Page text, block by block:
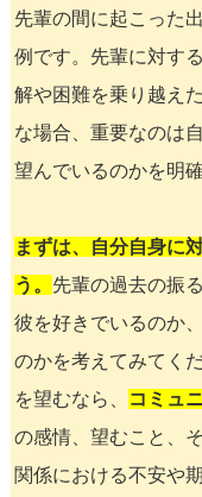
先輩の間に起こった
例です。先輩に対す
解や困難を乗り越え
な場合、重要なのは
望んでいるのかを明
まずは、自分自身に
う。 先輩の過去の振
彼を好きでいるのか
のかを考えてみてく
を望むなら、
コミュ
の感情、望むこと、
関係における不安や